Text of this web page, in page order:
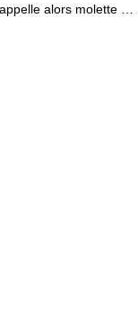
alors molette …